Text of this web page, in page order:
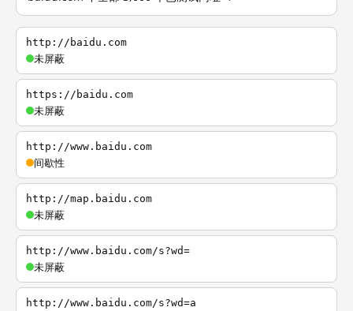
http://baidu.com
未屏蔽
https://baidu.com
未屏蔽
http://www.baidu.com
间歇性
http://map.baidu.com
未屏蔽
http://www.baidu.com/s?wd=
未屏蔽
http://www.baidu.com/s?wd=a